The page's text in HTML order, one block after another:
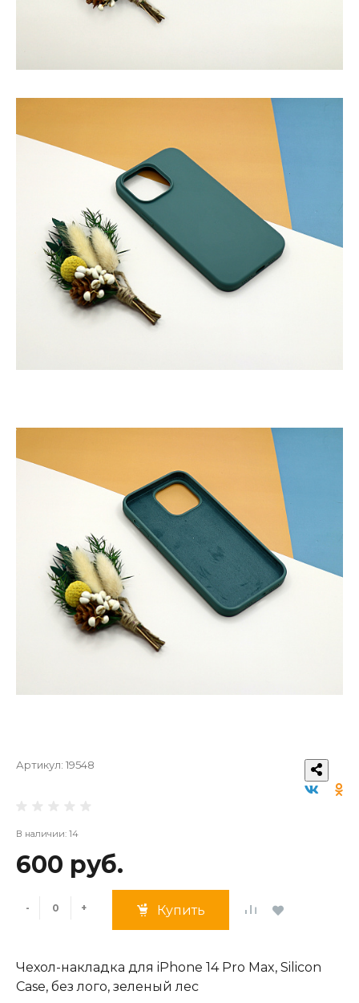
Артикул: 19548
В наличии: 14
600 руб.
- + Купить
Чехол-накладка для iPhone 14 Pro Max, Silicon
Case, без лого, зеленый лес